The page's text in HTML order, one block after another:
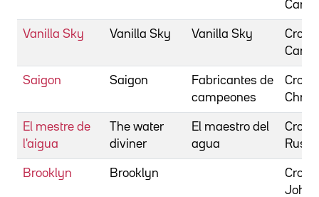
Vanilla Sky Vanilla Sky Vanilla Sky
Saigon Saigon
Fabricantes de
campeones
El mestre de
l'aigua
The water
diviner
El maestro del
agua
Brooklyn Brooklyn
John